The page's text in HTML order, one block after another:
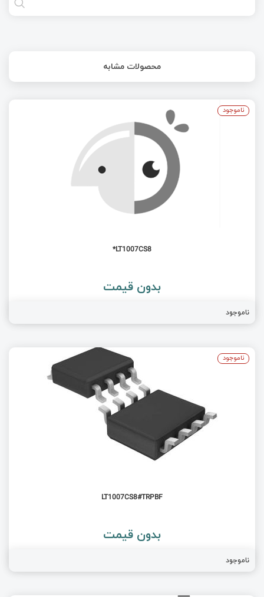
محصولات مشابه
LT1007CS8*
بدون قیمت
ناموجود
ناموجود
LT1007CS8#TRPBF
بدون قیمت
ناموجود
ناموجود